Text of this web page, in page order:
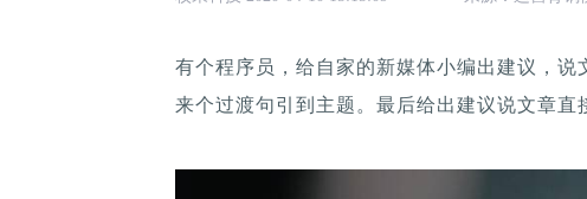
有个程序员，给自家的新媒体小编出建议，
来个过渡句引到主题。最后给出建议说文章直